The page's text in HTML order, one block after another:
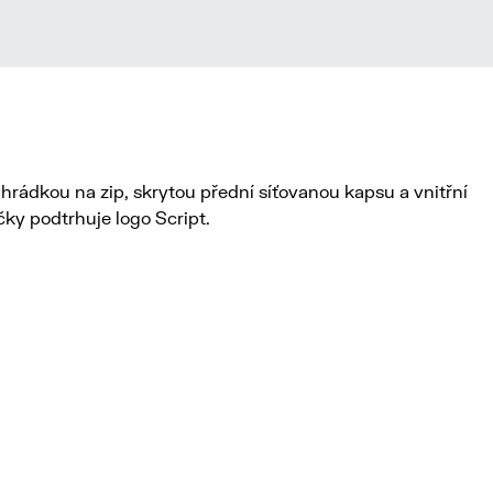
na zip, skrytou přední síťovanou kapsu a vnitřní
podtrhuje logo Script.